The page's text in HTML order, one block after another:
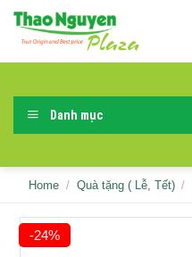
Skip
Danh mục
Home / Quà tặng ( Lễ, Tết) /
-24%